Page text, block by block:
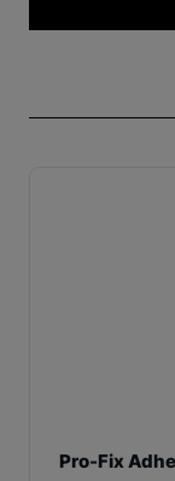
Pro-Fix